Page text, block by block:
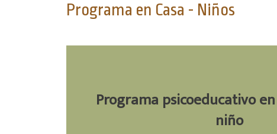
Programa en Casa - Niños
Programa psicoeducativo
niño